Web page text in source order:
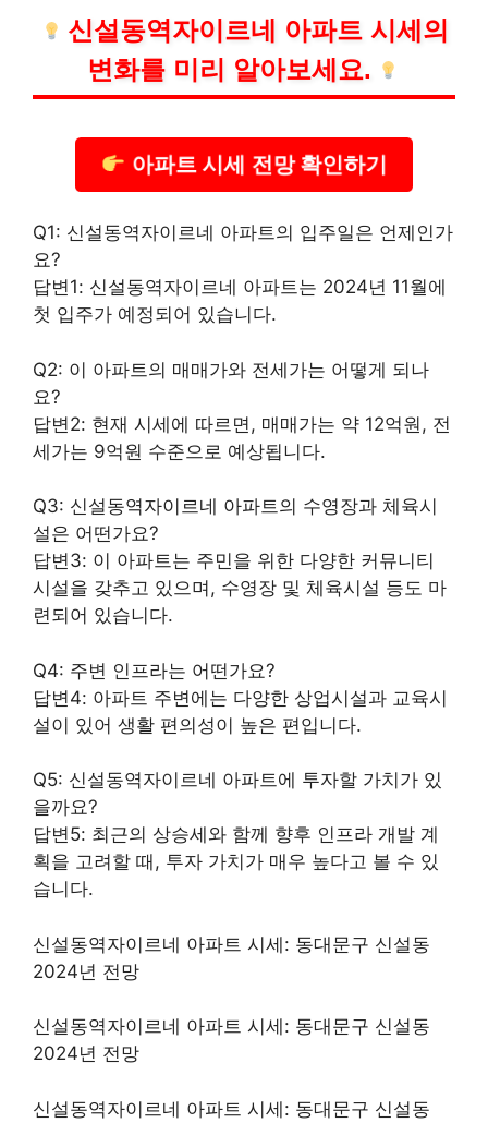
신설동역자이르네 아파트 시세의
변화를 미리 알아보세요.
아파트 시세 전망 확인하기
Q1: 신설동역자이르네 아파트의 입주일은 언제인가
요?
답변1: 신설동역자이르네 아파트는 2024년 11월에
첫 입주가 예정되어 있습니다.
Q2: 이 아파트의 매매가와 전세가는 어떻게 되나
요?
답변2: 현재 시세에 따르면, 매매가는 약 12억원, 전
세가는 9억원 수준으로 예상됩니다.
Q3: 신설동역자이르네 아파트의 수영장과 체육시
설은 어떤가요?
답변3: 이 아파트는 주민을 위한 다양한 커뮤니티
시설을 갖추고 있으며, 수영장 및 체육시설 등도 마
련되어 있습니다.
Q4: 주변 인프라는 어떤가요?
답변4: 아파트 주변에는 다양한 상업시설과 교육시
설이 있어 생활 편의성이 높은 편입니다.
Q5: 신설동역자이르네 아파트에 투자할 가치가 있
을까요?
답변5: 최근의 상승세와 함께 향후 인프라 개발 계
획을 고려할 때, 투자 가치가 매우 높다고 볼 수 있
습니다.
신설동역자이르네 아파트 시세: 동대문구 신설동
2024년 전망
신설동역자이르네 아파트 시세: 동대문구 신설동
2024년 전망
신설동역자이르네 아파트 시세: 동대문구 신설동